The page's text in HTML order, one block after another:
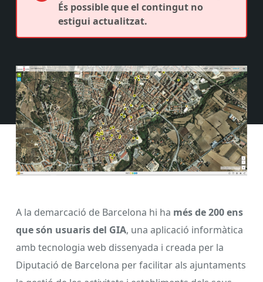
És possible que el contingut no
estigui actualitzat.
A la demarcació de Barcelona hi ha més de 200 ens
que són usuaris del GIA, una aplicació informàtica
amb tecnologia web dissenyada i creada per la
Diputació de Barcelona per facilitar als ajuntaments